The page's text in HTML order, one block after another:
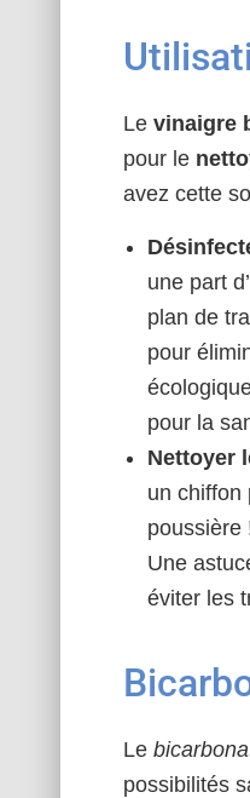
Le vinaigre
pour le
avez cette
une part
plan de
pour
pour la
Nettoyer
un chiffon
poussière
Une
éviter les
Le
possibilités